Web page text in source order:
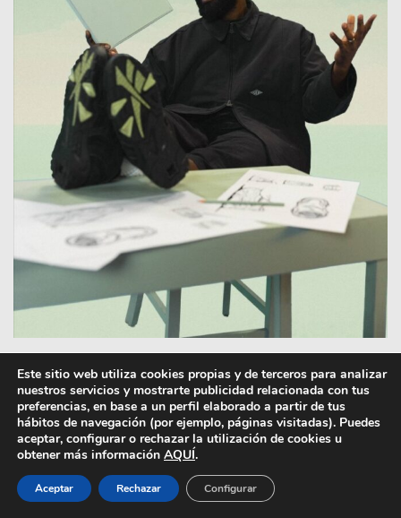
¿Qué nos podemos encontrar en el armario de
Reebok X Tobe Nwigwe? La colección destaca
piezas de outerwear, como unaparka larga y
oversizeo unchaleco utilitycomo estrellas.
También, tenemosjerséis de juego de mangas
¾decoradas con el dorsal 88 y el icónico Vector
de la firma. Unacamiseta del mismo corte
Este sitio web utiliza cookies propias y de terceros para analizar
nuestros servicios y mostrarte publicidad relacionada con tus
preferencias, en base a un perfil elaborado a partir de tus
hábitos de navegación (por ejemplo, páginas visitadas). Puedes
aceptar, configurar o rechazar la utilización de cookies u
obtener más información AQUÍ.
Aceptar Rechazar Configurar